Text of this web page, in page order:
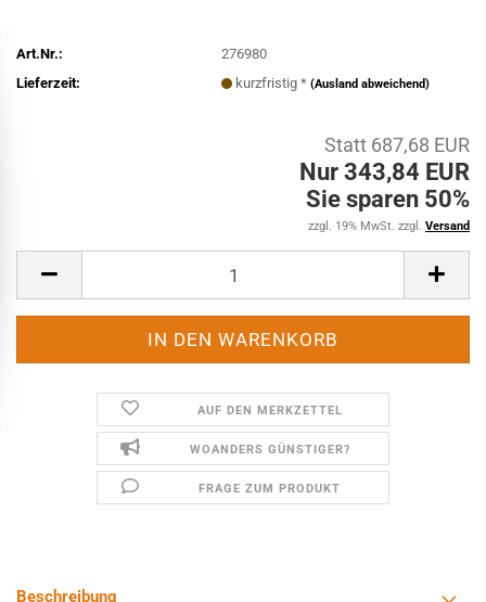
Art.Nr.:
276980
Lieferzeit:
kurzfristig *(Ausland abweichend)
Statt 687,68 EUR
Nur 343,84 EUR
Sie sparen 50%
zzgl. 19% MwSt. zzgl. Versand
AUF DEN MERKZETTEL
WOANDERS GÜNSTIGER?
FRAGE ZUM PRODUKT
Beschreibung